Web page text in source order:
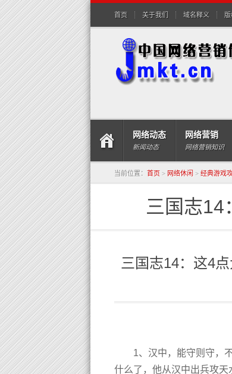
首页 关于我们 域名释义
网络动态
新闻动态
网络营销
网络营销知识
当前位置： 首页 > 网络休闲 > 经典游戏
三国志14
三国志14：这4
1、汉中，能守则守，
什么了，他从汉中出兵攻天